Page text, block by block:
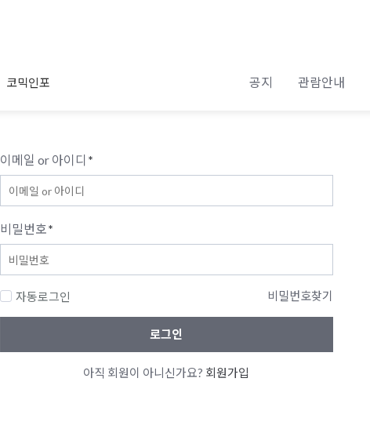
코믹인포 공지 관람안내
이메일 or 아이디 *
비밀번호*
자동로그인 비밀번호찾기
로그인
아직 회원이 아니신가요? 회원가입